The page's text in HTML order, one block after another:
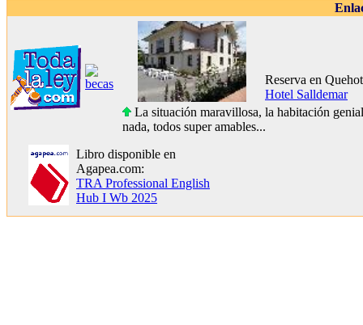
Reserva en
Hotel Salldemar
La situación maravillosa, la habitación
nada, todos super amables...
Libro disponible en
Agapea.com:
TRA Professional English
Hub I Wb 2025